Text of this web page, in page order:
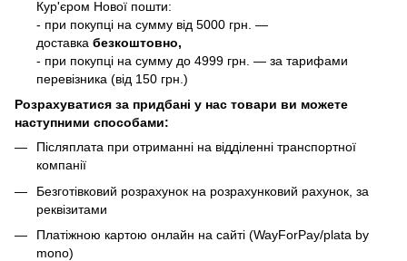
Кур'єром Нової пошти:
- при покупці на сумму від 5000 грн. —
доставка безкоштовно,
- при покупці на сумму до 4999 грн. — за тарифами
перевізника (від 150 грн.)
Розрахуватися за придбані у нас товари ви можете
наступними способами:
Післяплата при отриманні на відділенні транспортної
компанії
Безготівковий розрахунок на розрахунковий рахунок, за
реквізитами
Платіжною картою онлайн на сайті (WayForPay/plata by
mono)